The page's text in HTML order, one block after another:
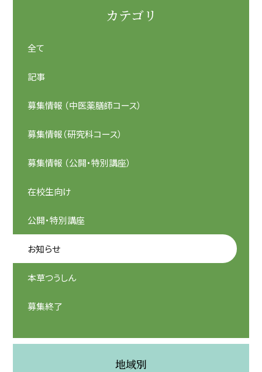
カテゴリ
全て
記事
募集情報 （中医薬膳師コース）
募集情報（研究科コース）
募集情報 （公開・特別講座）
在校生向け
公開・特別講座
お知らせ
本草つうしん
募集終了
地域別